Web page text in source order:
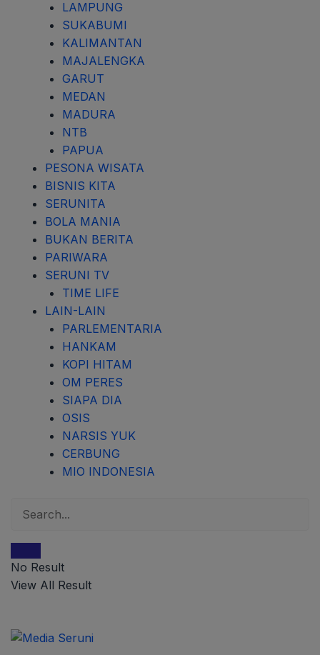
LAMPUNG
SUKABUMI
KALIMANTAN
MAJALENGKA
GARUT
MEDAN
MADURA
NTB
PAPUA
PESONA WISATA
BISNIS KITA
SERUNITA
BOLA MANIA
BUKAN BERITA
PARIWARA
SERUNI TV
TIME LIFE
LAIN-LAIN
PARLEMENTARIA
HANKAM
KOPI HITAM
OM PERES
SIAPA DIA
OSIS
NARSIS YUK
CERBUNG
MIO INDONESIA
No Result
View All Result